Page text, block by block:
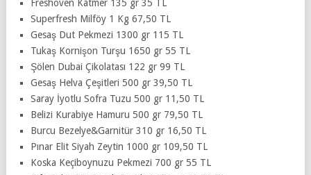
Freshoven Katmer 135 gr 35 TL
Superfresh Milföy 1 Kg 67,50 TL
Gesaş Dut Pekmezi 1300 gr 115 TL
Tukaş Kornişon Turşu 1650 gr 55 TL
Şölen Dubai Çikolatası 122 gr 99 TL
Gesaş Helva Çeşitleri 500 gr 39,50 TL
Saray İyotlu Sofra Tuzu 500 gr 11,50 TL
Belizi Kurabiye Hamuru 500 gr 79,50 TL
Burcu Bezelye&Garnitür 310 gr 16,50 TL
Pınar Elit Siyah Zeytin 1000 gr 109,50 TL
Koska Keçiboynuzu Pekmezi 700 gr 55 TL